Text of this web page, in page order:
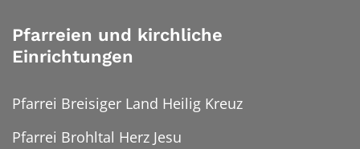
Pfarreien und kirchliche
Einrichtungen
Pfarrei Breisiger Land Heilig Kreuz
Pfarrei Brohltal Herz Jesu